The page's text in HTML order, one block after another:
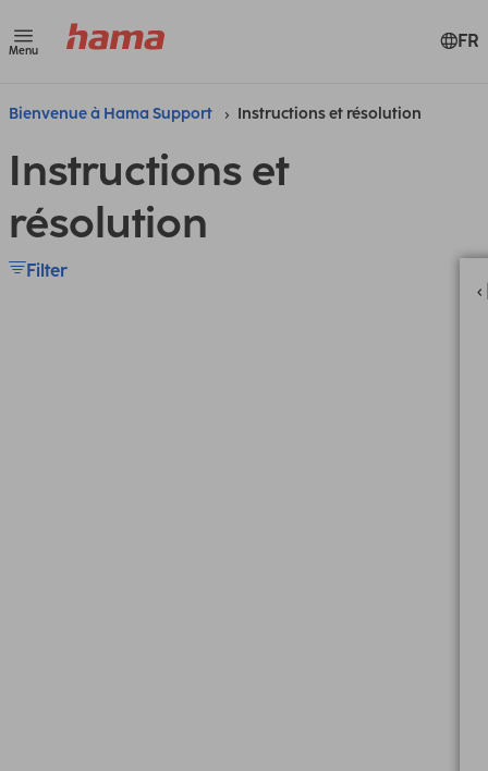
Menu FR
Bienvenue à Hama Support Instructions et résolution
Instructions et
résolution
Filter